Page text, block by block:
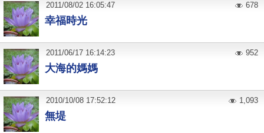
幸福時光
2011/08/02 16:05:47 678
大海的媽媽
2011/06/17 16:14:23 952
無堤
2010/10/08 17:52:12 1,093